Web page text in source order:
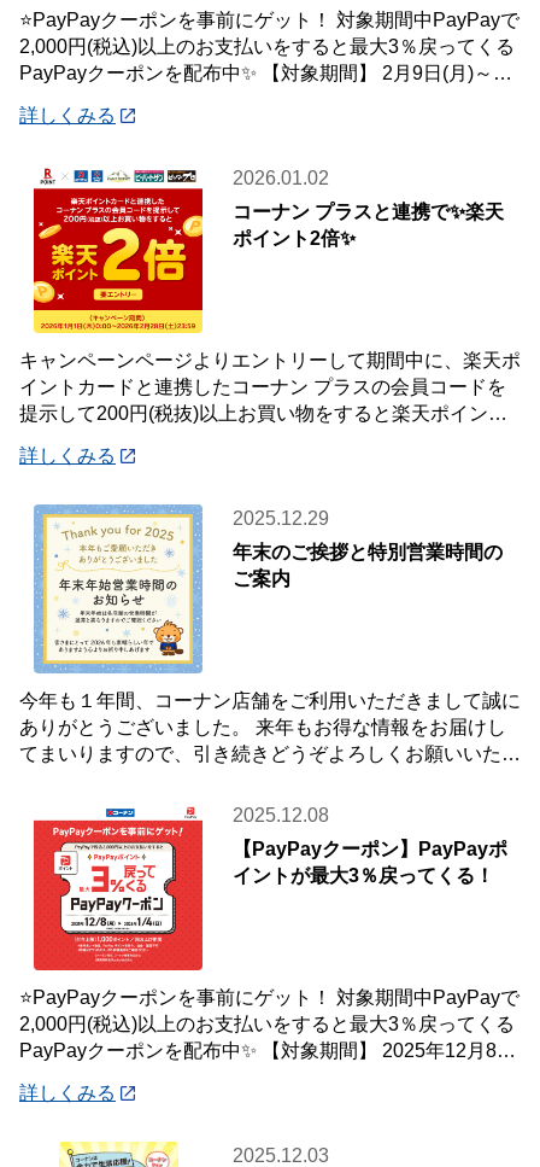
⭐PayPayクーポンを事前にゲット！ 対象期間中PayPayで
2,000円(税込)以上のお支払いをすると最大3％戻ってくる
PayPayクーポンを配布中✨ 【対象期間】 2月9日(月)～3
詳しくみる
2026.01.02
コーナン プラスと連携で✨楽天
ポイント2倍✨
キャンペーンページよりエントリーして期間中に、楽天ポ
イントカードと連携したコーナン プラスの会員コードを
提示して200円(税抜)以上お買い物をすると楽天ポイント2
詳しくみる
2025.12.29
年末のご挨拶と特別営業時間の
ご案内
今年も１年間、コーナン店舗をご利用いただきまして誠に
ありがとうございました。 来年もお得な情報をお届けし
てまいりますので、引き続きどうぞよろしくお願いいたし
2025.12.08
【PayPayクーポン】PayPayポ
イントが最大3％戻ってくる！
⭐PayPayクーポンを事前にゲット！ 対象期間中PayPayで
2,000円(税込)以上のお支払いをすると最大3％戻ってくる
PayPayクーポンを配布中✨ 【対象期間】 2025年12月8日
詳しくみる
2025.12.03